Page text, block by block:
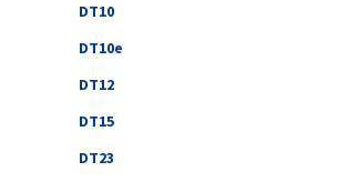
DT10
DT10e
DT12
DT15
DT23